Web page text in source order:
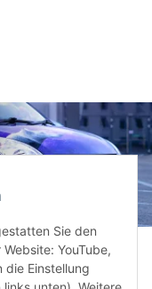
Sie den
YouTube,
die Einstellung